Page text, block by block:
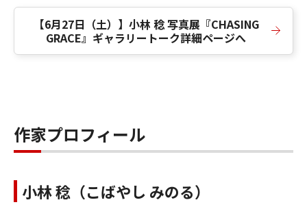
【6月27日（土）】小林 稔 写真展『CHASING
GRACE』ギャラリートーク詳細ページへ
作家プロフィール
小林 稔（こばやし みのる）